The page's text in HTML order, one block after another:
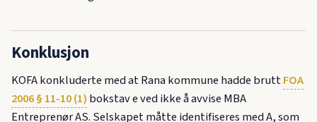
Konklusjon
KOFA konkluderte med at Rana kommune hadde bruttFOA
2006 § 11-10 (1) bokstav e ved ikke å avvise MBA
Entreprenør AS. Selskapet måtte identifiseres med A, som